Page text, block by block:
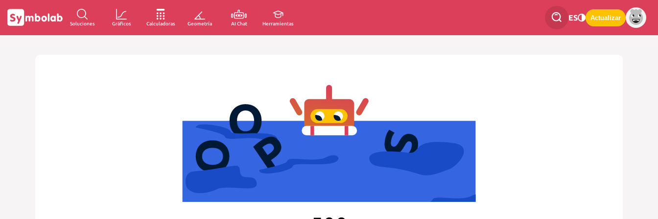
Soluciones Gráficos Calculadoras Geometría AI Chat Herramientas
ES Actualizar